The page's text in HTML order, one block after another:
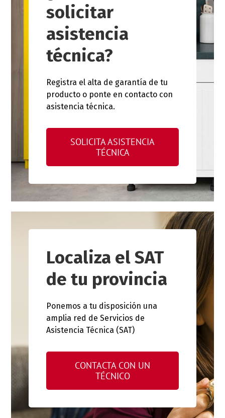
solicitar
asistencia
técnica?
Registra el alta de garantía de tu
producto o ponte en contacto con
asistencia técnica.
SOLICITA ASISTENCIA
TÉCNICA
Localiza el SAT
de tu provincia
Ponemos a tu disposición una
amplia red de Servicios de
Asistencia Técnica (SAT)
CONTACTA CON UN
TÉCNICO